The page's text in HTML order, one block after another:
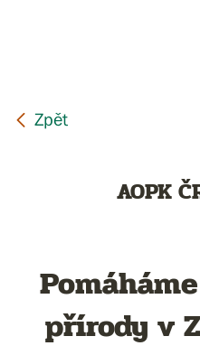
AOPK
přírody v